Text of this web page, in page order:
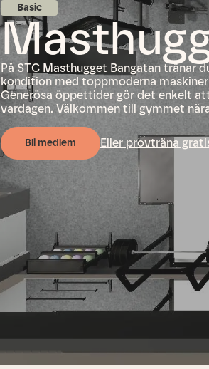
Basic
På STC Masthugget Bangatan tränar
kondition med toppmoderna
Generösa öppettider gör det enkelt
vardagen. Välkommen till gymmet
Bli medlem Eller provträna